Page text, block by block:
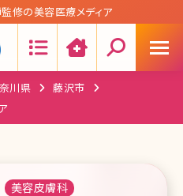
修の美容医療メディア
川県
藤沢市
美容皮膚科